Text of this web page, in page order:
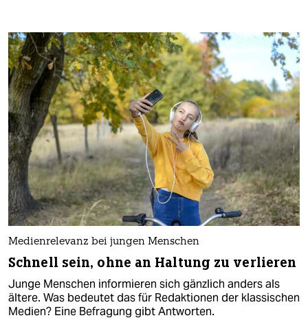
Medienrelevanz bei jungen Menschen
Schnell sein, ohne an Haltung zu verlieren
Junge Menschen informieren sich gänzlich anders als
ältere. Was bedeutet das für Redaktionen der klassischen
Medien? Eine Befragung gibt Antworten.